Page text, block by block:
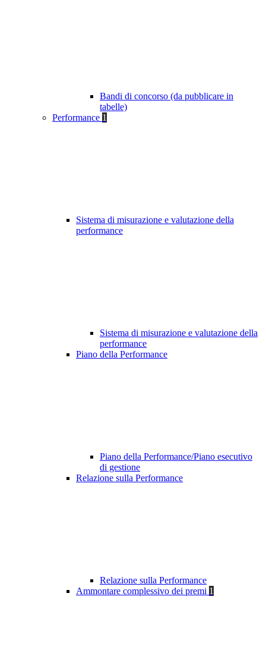
Bandi di concorso (da pubblicare in
tabelle)
Performance 1
Sistema di misurazione e valutazione della
performance
Sistema di misurazione e valutazione della
performance
Piano della Performance
Piano della Performance/Piano esecutivo
di gestione
Relazione sulla Performance
Relazione sulla Performance
Ammontare complessivo dei premi 1